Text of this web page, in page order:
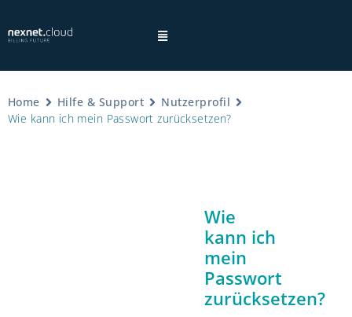
Home Hilfe & Support
Nutzerprofil
Wie kann ich mein Passwort zurücksetzen?
Wie
kann ich
mein
Passwort
zurücksetzen?
Datenschutzhinweisen